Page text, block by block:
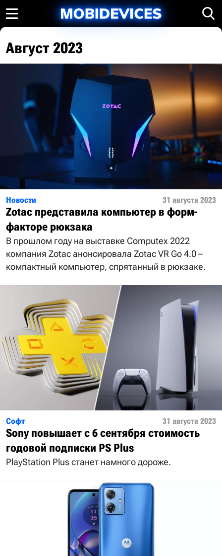
Август 2023
Новости 31 августа 2023
Zotac представила компьютер в форм-
факторе рюкзака
В прошлом году на выставке Computex 2022
компания Zotac анонсировала Zotac VR Go 4.0 –
компактный компьютер, спрятанный в рюкзаке.
Софт 31 августа 2023
Sony повышает с 6 сентября стоимость
годовой подписки PS Plus
PlayStation Plus станет намного дороже.